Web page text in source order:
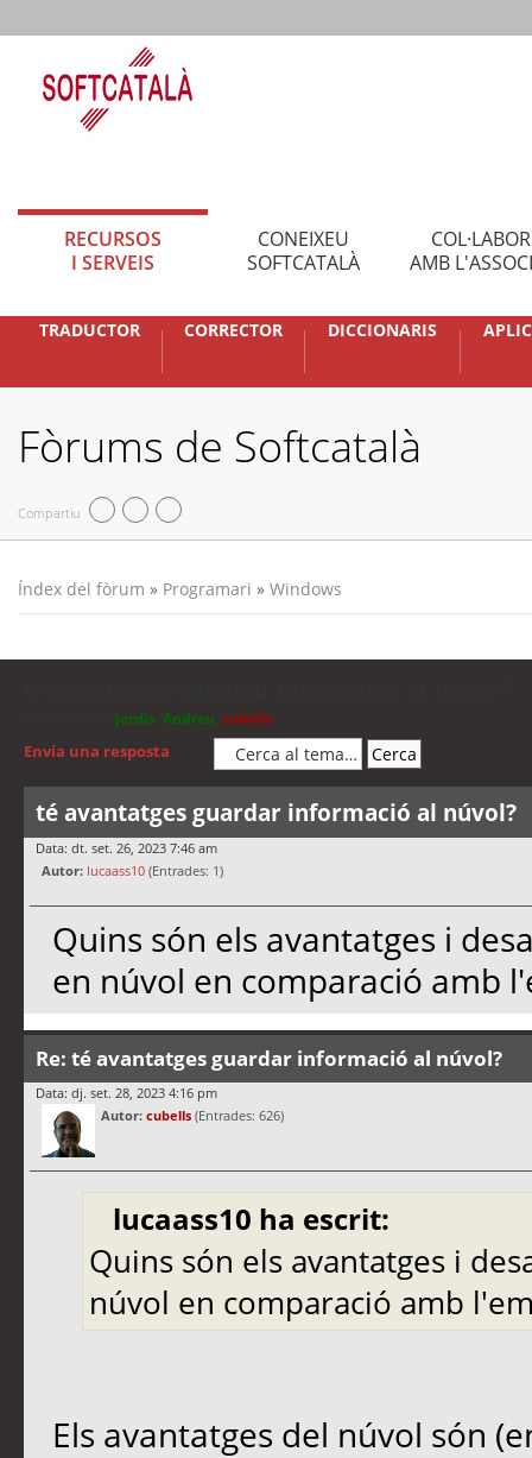
RECURSOS
I SERVEIS
CONEIXEU
SOFTCATALÀ
AMB
TRADUCTOR CORRECTOR DICCIONARIS
Fòrums de Softcatalà
Compartiu
Índex del fòrum » Programari » Windows
jordis Andreu cubells
Envia una resposta
té avantatges guardar informació al núvol?
Data: dt. set. 26, 2023 7:46 am
Autor: lucaass10 (Entrades: 1)
Quins són els avantatges i
en núvol en comparació amb
Re: té avantatges guardar informació al núvol?
Data: dj. set. 28, 2023 4:16 pm
Autor: cubells (Entrades: 626)
lucaass10 ha escrit:
Quins són els avantatges i
núvol en comparació amb
Els avantatges del núvol són